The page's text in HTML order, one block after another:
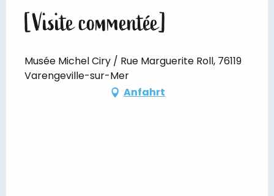
[Visite commentée]
Musée Michel Ciry / Rue Marguerite Roll, 76119
Varengeville-sur-Mer
Anfahrt